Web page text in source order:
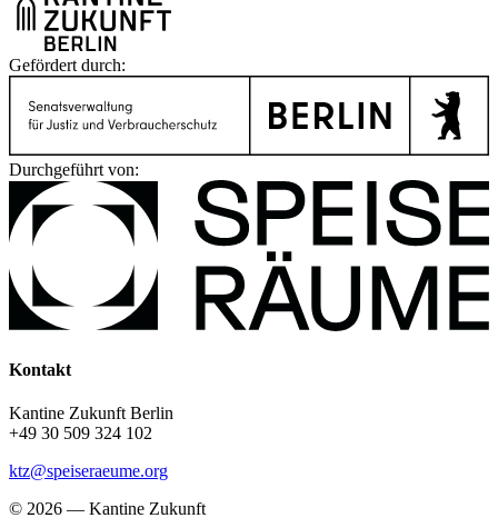
Gefördert durch:
Durchgeführt von:
Kontakt
Kantine Zukunft Berlin
+49 30 509 324 102
ktz@speiseraeume.org
© 2026 — Kantine Zukunft